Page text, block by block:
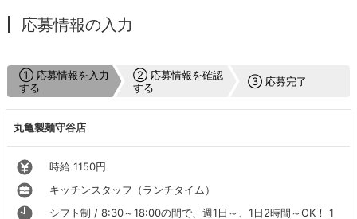
応募情報の入力
① 応募情報を入力
する
② 応募情報を確認
する
③ 応募完了
丸亀製麺守谷店
時給 1150円
キッチンスタッフ（ランチタイム）
シフト制 / 8:30～18:00の間で、週1日～、1日2時間～OK！ 1